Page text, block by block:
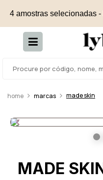
4 amostras selecionadas
marcas made skin
MADE